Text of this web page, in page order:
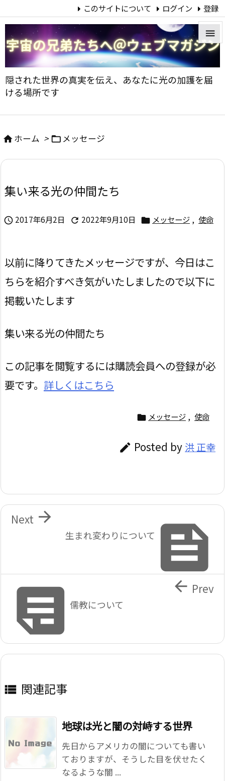
隠された世界の真実を伝え、あなたに光の加護を届
ける場所です


メニ


次へ
このサイトについて ログイン 登録
ホーム >  メッセージ
集い来る光の仲間たち
 2017年6月2日  2022年9月10日  メッセージ , 使命
以前に降りてきたメッセージですが、今日はこ
ちらを紹介すべき気がいたしましたので以下に
掲載いたします
集い来る光の仲間たち
この記事を閲覧するには購読会員への登録が必
要です。 詳しくはこちら
 メッセージ , 使命
 Posted by 洪 正幸

生まれ変わりについて

Next
儒教について
 Prev
 関連記事
地球は光と闇の対峙する世界
先日からアメリカの闇についても書い
ておりますが、そうした目を伏せたく
なるような闇 ...